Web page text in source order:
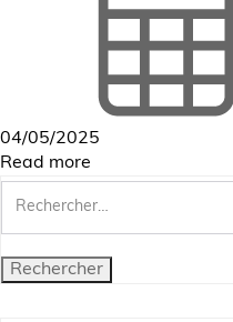
04/05/2025
Read more